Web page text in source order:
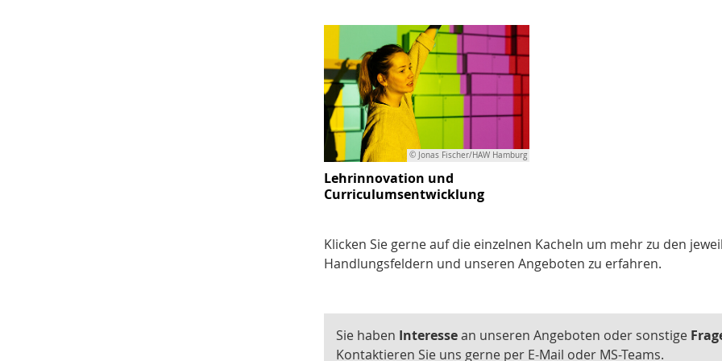
© Jonas Fischer/HAW Hamburg
Lehrinnovation und
Curriculumsentwicklung
Klicken Sie gerne auf die einzelnen Kacheln um mehr zu den
Handlungsfeldern und unseren Angeboten zu erfahren.
Sie haben Interessean unseren Angeboten oder sonstige
Kontaktieren Sie uns gerne per E-Mail oder MS-Teams.